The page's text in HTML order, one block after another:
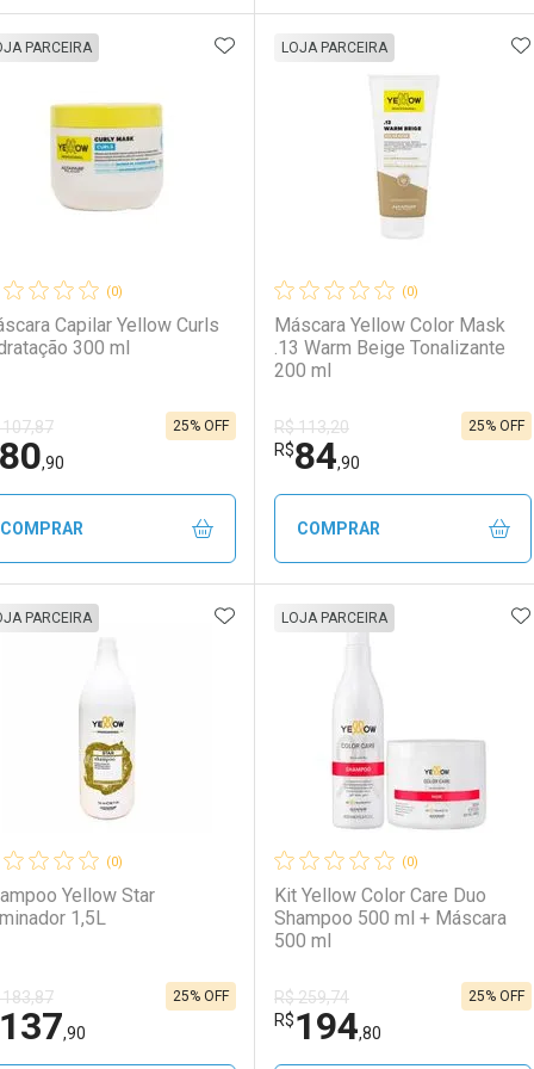
FECHAR
Ativar Desconto
Comprar sem Desconto
FECHAR
Menos
Comprar sem Desconto
Laboratório
Ativar Desconto
Comprar sem Desconto
Por Menos
Comprar sem Desconto
(0)
Capilar Yellow Curls
300 ml
PARCEIRA
107,87
80,90
25% OFF
ADICIONAR AOS FAVORITOS
COMPRAR
FECHAR
Ativar Desconto
FECHAR
(0)
Máscara Yellow Color Mask
.13 Warm Beige Tonalizante
200 ml
LOJA PARCEIRA
R$ 113,20
R$84,90
25% OFF
COMPRAR
Laboratório
Ativar Desconto
Por Menos
(0)
Yellow Star
1,5L
PARCEIRA
183,87
137,90
25% OFF
ADICIONAR AOS FAVORITOS
(0)
Kit Yellow Color Care Duo
Shampoo 500 ml + Máscara
500 ml
LOJA PARCEIRA
R$ 259,74
R$194,80
25% OFF